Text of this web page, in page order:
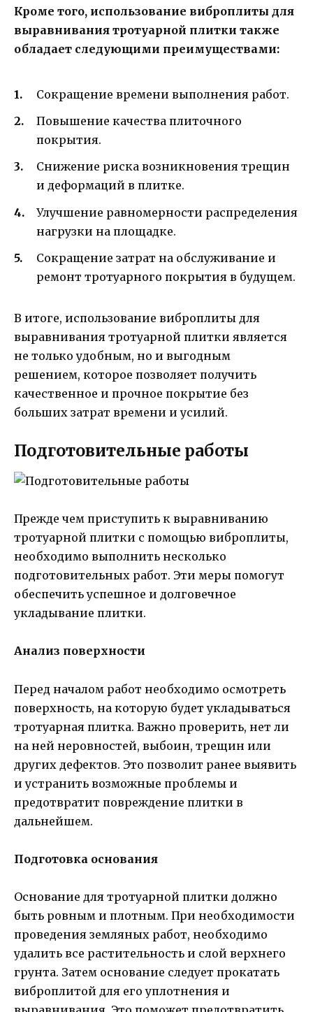
Кроме того, использование виброплиты для
выравнивания тротуарной плитки также
обладает следующими преимуществами:
Сокращение времени выполнения работ.
Повышение качества плиточного
покрытия.
Снижение риска возникновения трещин
и деформаций в плитке.
Улучшение равномерности распределения
нагрузки на площадке.
Сокращение затрат на обслуживание и
ремонт тротуарного покрытия в будущем.
В итоге, использование виброплиты для
выравнивания тротуарной плитки является
не только удобным, но и выгодным
решением, которое позволяет получить
качественное и прочное покрытие без
больших затрат времени и усилий.
Подготовительные работы
Прежде чем приступить к выравниванию
тротуарной плитки с помощью виброплиты,
необходимо выполнить несколько
подготовительных работ. Эти меры помогут
обеспечить успешное и долговечное
укладывание плитки.
Анализ поверхности
Перед началом работ необходимо осмотреть
поверхность, на которую будет укладываться
тротуарная плитка. Важно проверить, нет ли
на ней неровностей, выбоин, трещин или
других дефектов. Это позволит ранее выявить
и устранить возможные проблемы и
предотвратит повреждение плитки в
дальнейшем.
Подготовка основания
Основание для тротуарной плитки должно
быть ровным и плотным. При необходимости
проведения земляных работ, необходимо
удалить все растительность и слой верхнего
грунта. Затем основание следует прокатать
виброплитой для его уплотнения и